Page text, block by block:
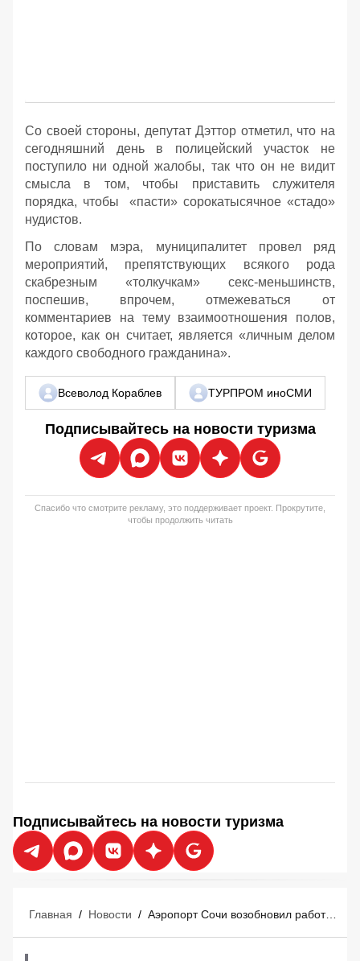
Со своей стороны, депутат Дэттор отметил, что на
сегодняшний день в полицейский участок не
поступило ни одной жалобы, так что он не видит
смысла в том, чтобы приставить служителя
порядка, чтобы «пасти» сорокатысячное «стадо»
нудистов.
По словам мэра, муниципалитет провел ряд
мероприятий, препятствующих всякого рода
скабрезным «толкучкам» секс-меньшинств,
поспешив, впрочем, отмежеваться от
комментариев на тему взаимоотношения полов,
которое, как он считает, является «личным делом
каждого свободного гражданина».
Всеволод Кораблев ТУРПРОМ иноСМИ
Подписывайтесь на новости туризма
Спасибо что смотрите рекламу, это поддерживает проект. Прокрутите,
чтобы продолжить читать
Подписывайтесь на новости туризма
Главная / Новости / Аэропорт Сочи возобновил работу после отмены угрозы атаки БПЛА вечером 6 августа